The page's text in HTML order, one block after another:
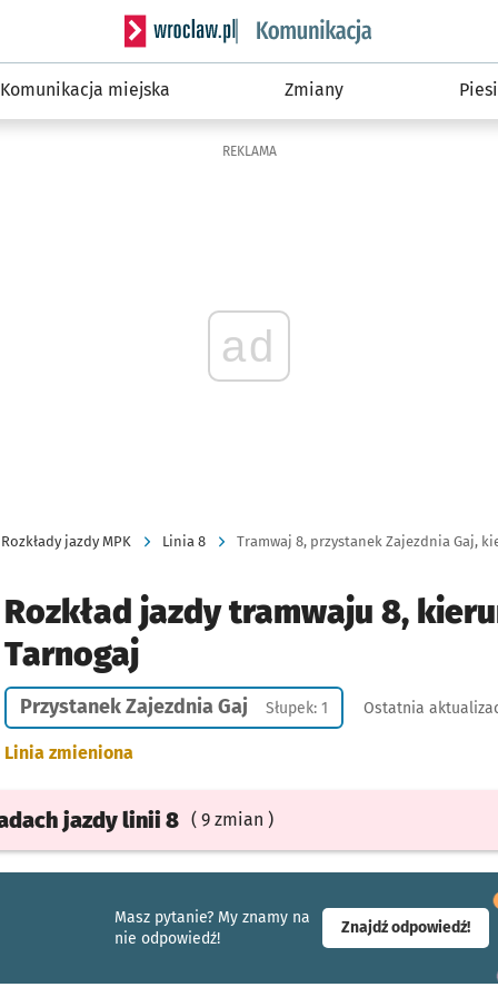
Serwis informacyjny wroclaw.pl podserwis:
Komunikacja miejska Zmiany Piesi
REKLAMA
ad
Rozkłady jazdy MPK Linia 8 Tramwaj 8, przystanek Zajezdnia Gaj,
Rozkład jazdy tramwaju 8,
Tarnogaj
Przystanek Zajezdnia Gaj Słupek: 1 Ostatnia
Linia zmieniona
jazdylinii 8 ( 9 zmian )
Masz pytanie? My znamy na
nie odpowiedź!
Znajdź odpowiedź!-